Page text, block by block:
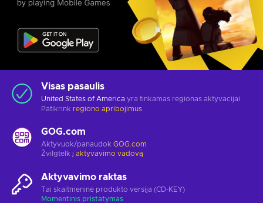
Visas pasaulis
United States of America yra tinkamas regionas aktyvacijai
Patikrink regiono apribojimus
GOG.com
Aktyvuok/panaudok GOG.com
Žvilgtelk į aktyvavimo vadovą
Aktyvavimo raktas
Tai skaitmeninė produkto versija (CD-KEY)
Momentinis pristatymas